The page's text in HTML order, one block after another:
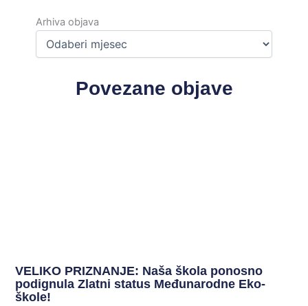
Arhiva objava
Povezane objave
VELIKO PRIZNANJE: Naša škola ponosno
podignula Zlatni status Međunarodne Eko-
škole!